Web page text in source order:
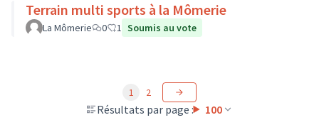
Terrain multi sports à la Mômerie
La Mômerie 0 1 Soumis au vote
Résultats par page : 100
1 2